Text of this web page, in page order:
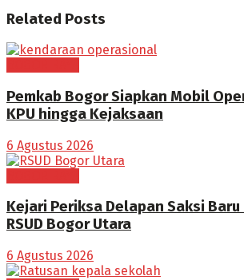
Related Posts
Pemkab Bogor Siapkan Mobil
KPU hingga Kejaksaan
6 Agustus 2026
Kejari Periksa Delapan Saksi
RSUD Bogor Utara
6 Agustus 2026